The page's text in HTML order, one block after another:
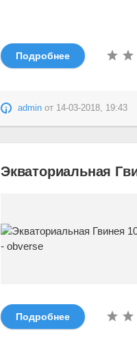
Подробнее
admin от 14-03-2018, 19:43
Экваториальная
Подробнее